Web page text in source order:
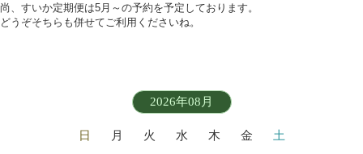
尚、すいか定期便は5月～の予約を予定しております。
どうぞそちらも併せてご利用くださいね。
2026年08月
日 月 火 水 木 金
土